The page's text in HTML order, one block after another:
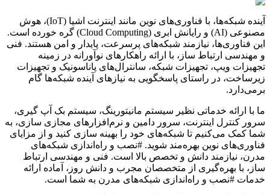
آینده شبکه‌ها، با فناوری‌های نوین مانند اینترنت اشیا (IoT)، هوش
مصنوعی (AI) و رایانش ابری (Cloud Computing) گره خورده است.
این فناوری‌ها، نیازمند شبکه‌های پرسرعت، پایدار و امن هستند. فنی
و مهندسی ارتباط ساز، با ارائه راهکارهای نوآورانه در زمینه
تجهیزات ویپ، تجهیزات شبکه، سانترال‌های پاناسونیک و تجهیزات
زیرساخت، در راستای پاسخگویی به نیازهای آینده شبکه‌ها گام
برمی‌دارد.
ما با ارائه خدماتی نظیر سیستم مانیتورینگ، سیستم بک آپ گیری،
سرور کنترل اینترنت، سرور دامین و نرم‌افزارهای مجازی سازی، به
شما کمک می‌کنیم تا شبکه‌های خود را بهینه سازی کنید و از مزایای
فناوری‌های نوین بهره‌مند شوید. #نصب و راه‌اندازی شبکه‌های
مدرن، نیازمند دانش و تخصص بالا است. فنی و مهندسی ارتباط
ساز، با بهره‌گیری از متخصصان مجرب و دانش روز، آماده ارائه
خدمات #نصب و راه‌اندازی شبکه‌های مدرن به شما است.